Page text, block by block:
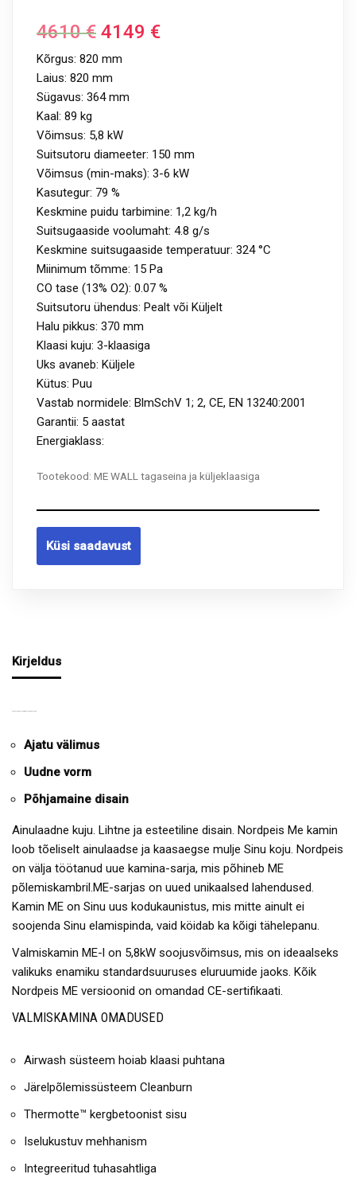
4610€ 4149 €
Kõrgus: 820 mm
Laius: 820 mm
Sügavus: 364 mm
Kaal: 89 kg
Võimsus: 5,8 kW
Suitsutoru diameeter: 150 mm
Võimsus (min-maks): 3-6 kW
Kasutegur: 79 %
Keskmine puidu tarbimine: 1,2 kg/h
Suitsugaaside voolumaht: 4.8 g/s
Keskmine suitsugaaside temperatuur: 324 °C
Miinimum tõmme: 15 Pa
CO tase (13% O2): 0.07 %
Suitsutoru ühendus: Pealt või Küljelt
Halu pikkus: 370 mm
Klaasi kuju: 3-klaasiga
Uks avaneb: Küljele
Kütus: Puu
Vastab normidele: BlmSchV 1; 2, CE, EN 13240:2001
Garantii: 5 aastat
Energiaklass:
Tootekood: ME WALL tagaseina ja küljeklaasiga
Küsi saadavust
Kirjeldus
Ajatu välimus
Uudne vorm
Põhjamaine disain
Ainulaadne kuju. Lihtne ja esteetiline disain. Nordpeis Me kamin
loob tõeliselt ainulaadse ja kaasaegse mulje Sinu koju. Nordpeis
on välja töötanud uue kamina-sarja, mis põhineb ME
põlemiskambril.ME-sarjas on uued unikaalsed lahendused.
Kamin ME on Sinu uus kodukaunistus, mis mitte ainult ei
soojenda Sinu elamispinda, vaid köidab ka kõigi tähelepanu.
Valmiskamin ME-l on 5,8kW soojusvõimsus, mis on ideaalseks
valikuks enamiku standardsuuruses eluruumide jaoks. Kõik
Nordpeis ME versioonid on omandad CE-sertifikaati.
VALMISKAMINA OMADUSED
Airwash süsteem hoiab klaasi puhtana
Järelpõlemissüsteem Cleanburn
Thermotte™ kergbetoonist sisu
Iselukustuv mehhanism
Integreeritud tuhasahtliga